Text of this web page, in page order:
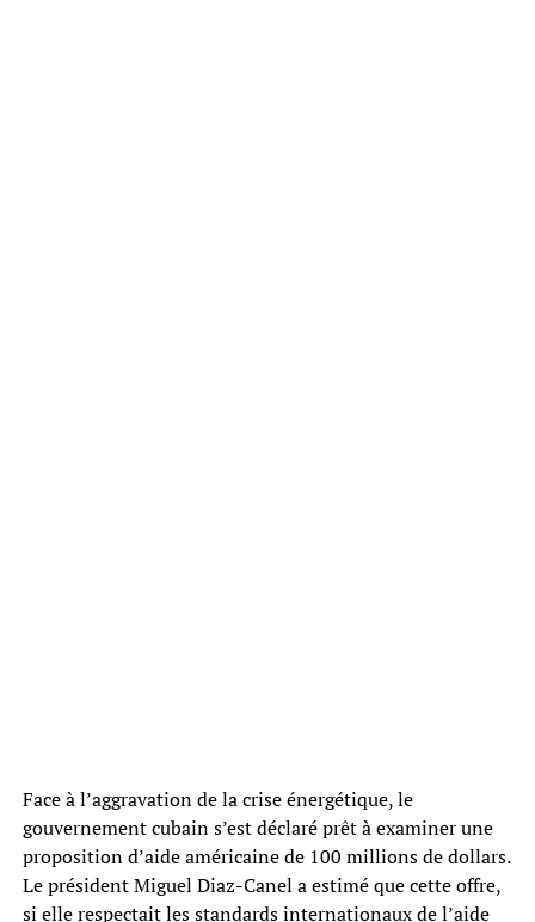
Face à l’aggravation de la crise énergétique, le
gouvernement cubain s’est déclaré prêt à examiner une
proposition d’aide américaine de 100 millions de dollars.
Le président Miguel Diaz-Canel a estimé que cette offre,
si elle respectait les standards internationaux de l’aide